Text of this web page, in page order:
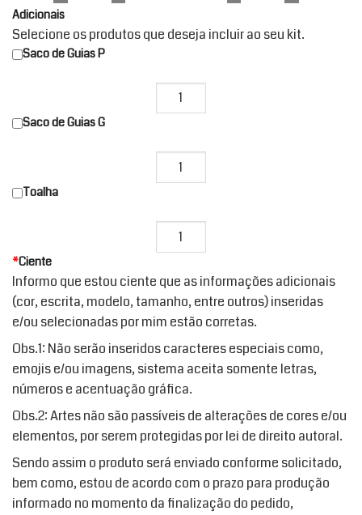
Adicionais
Selecione os produtos que deseja incluir ao seu kit.
Saco de Guias P
Saco de Guias G
Toalha
*Ciente
Informo que estou ciente que as informações adicionais
(cor, escrita, modelo, tamanho, entre outros) inseridas
e/ou selecionadas por mim estão corretas.
Obs.1: Não serão inseridos caracteres especiais como,
emojis e/ou imagens, sistema aceita somente letras,
números e acentuação gráfica.
Obs.2: Artes não são passíveis de alterações de cores e/ou
elementos, por serem protegidas por lei de direito autoral.
Sendo assim o produto será enviado conforme solicitado,
bem como, estou de acordo com o prazo para produção
informado no momento da finalização do pedido,